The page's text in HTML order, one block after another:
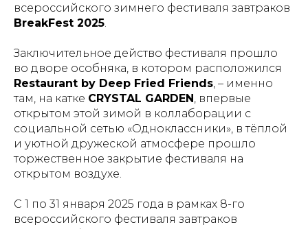
всероссийского зимнего фестиваля завтраков
BreakFest 2025.
Заключительное действо фестиваля прошло
во дворе особняка, в котором расположился
Restaurant by Deep Fried Friends, – именно
там, на катке CRYSTAL GARDEN, впервые
открытом этой зимой в коллаборации с
социальной сетью «Одноклассники», в тёплой
и уютной дружеской атмосфере прошло
торжественное закрытие фестиваля на
открытом воздухе.
С 1 по 31 января 2025 года в рамках 8-го
всероссийского фестиваля завтраков